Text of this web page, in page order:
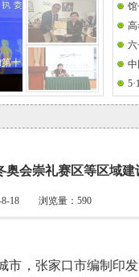
十
馆
高
馆
六
直
中
物
奥会崇礼赛区等区域
18 浏览量： 590
市，张家口市编制印